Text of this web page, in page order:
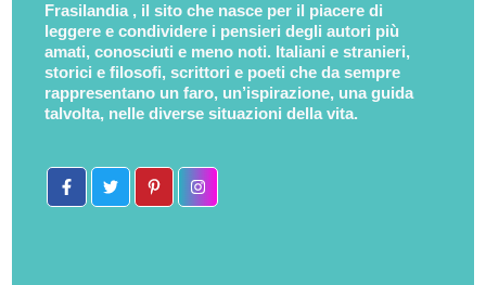
Frasilandia , il sito che nasce per il piacere di
leggere e condividere i pensieri degli autori più
amati, conosciuti e meno noti. Italiani e stranieri,
storici e filosofi, scrittori e poeti che da sempre
rappresentano un faro, un’ispirazione, una guida
talvolta, nelle diverse situazioni della vita.